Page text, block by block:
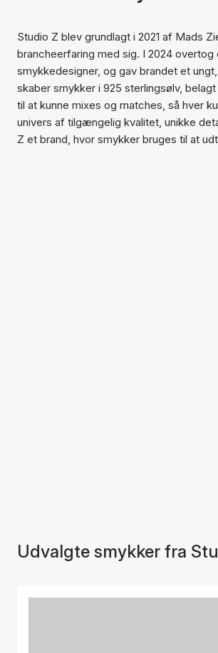
Studio Z blev grundlagt i 2021 af Mads
brancheerfaring med sig. I 2024
smykkedesigner, og gav brandet et
skaber smykker i 925 sterlingsølv,
til at kunne mixes og matches, så hver
univers af tilgængelig kvalitet, unikke
Z et brand, hvor smykker bruges til at
Udvalgte smykker fra